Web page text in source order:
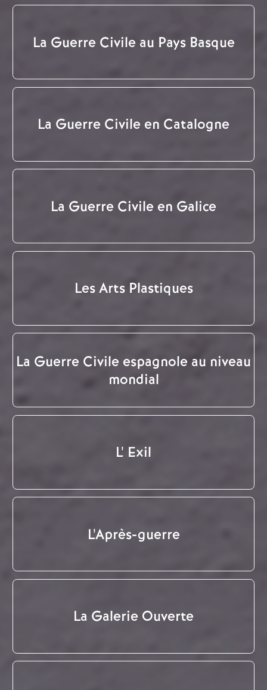
La Guerre Civile au Pays Basque
La Guerre Civile en Catalogne
La Guerre Civile en Galice
Les Arts Plastiques
La Guerre Civile espagnole au niveau
mondial
L' Exil
L'Après-guerre
La Galerie Ouverte